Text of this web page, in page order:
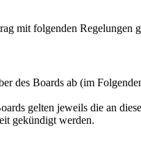
mit folgenden Regelungen
des Boards ab (im
gelten jeweils die an
gekündigt werden.